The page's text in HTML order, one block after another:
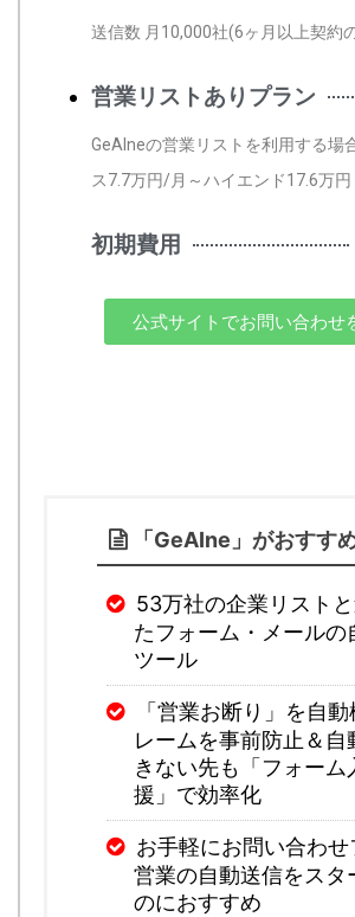
送信数 月10,000社(6ヶ月以上契約
営業リストありプラン
GeAIneの営業リストを利用する場
ス7.7万円/月～ハイエンド17.6万円
初期費用
公式サイトでお問い合わせ
「GeAIne」がおすす
53万社の企業リスト
たフォーム・メールの
ツール
「営業お断り」を自
レームを事前防止＆自
きない先も「フォーム
援」で効率化
お手軽にお問い合わせ
営業の自動送信をスタ
のにおすすめ